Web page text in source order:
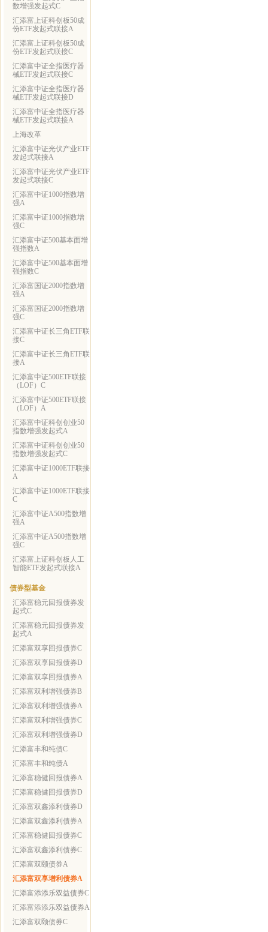
数增强发起式C
汇添富上证科创板50成
份ETF发起式联接A
汇添富上证科创板50成
份ETF发起式联接C
汇添富中证全指医疗器
械ETF发起式联接C
汇添富中证全指医疗器
械ETF发起式联接D
汇添富中证全指医疗器
械ETF发起式联接A
上海改革
汇添富中证光伏产业ETF
发起式联接A
汇添富中证光伏产业ETF
发起式联接C
汇添富中证1000指数增
强A
汇添富中证1000指数增
强C
汇添富中证500基本面增
强指数A
汇添富中证500基本面增
强指数C
汇添富国证2000指数增
强A
汇添富国证2000指数增
强C
汇添富中证长三角ETF联
接C
汇添富中证长三角ETF联
接A
汇添富中证500ETF联接
（LOF）C
汇添富中证500ETF联接
（LOF）A
汇添富中证科创创业50
指数增强发起式A
汇添富中证科创创业50
指数增强发起式C
汇添富中证1000ETF联接
A
汇添富中证1000ETF联接
C
汇添富中证A500指数增
强A
汇添富中证A500指数增
强C
汇添富上证科创板人工
智能ETF发起式联接A
债券型基金
汇添富稳元回报债券发
起式C
汇添富稳元回报债券发
起式A
汇添富双享回报债券C
汇添富双享回报债券D
汇添富双享回报债券A
汇添富双利增强债券B
汇添富双利增强债券A
汇添富双利增强债券C
汇添富双利增强债券D
汇添富丰和纯债C
汇添富丰和纯债A
汇添富稳健回报债券A
汇添富稳健回报债券D
汇添富双鑫添利债券D
汇添富双鑫添利债券A
汇添富稳健回报债券C
汇添富双鑫添利债券C
汇添富双颐债券A
汇添富双享增利债券A
汇添富添添乐双益债券C
汇添富添添乐双益债券A
汇添富双颐债券C